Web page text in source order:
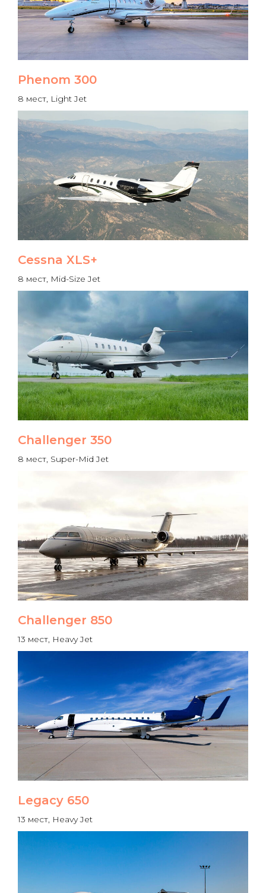
Phenom 300
8 мест, Light Jet
Cessna XLS+
8 мест, Mid-Size Jet
Challenger 350
8 мест, Super-Mid Jet
Challenger 850
13 мест, Heavy Jet
Legacy 650
13 мест, Heavy Jet